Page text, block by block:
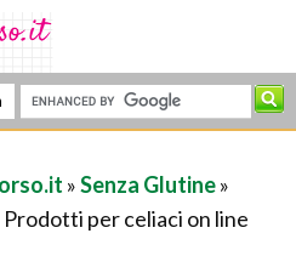
»Senza Glutine»
Prodotti per celiaci on line